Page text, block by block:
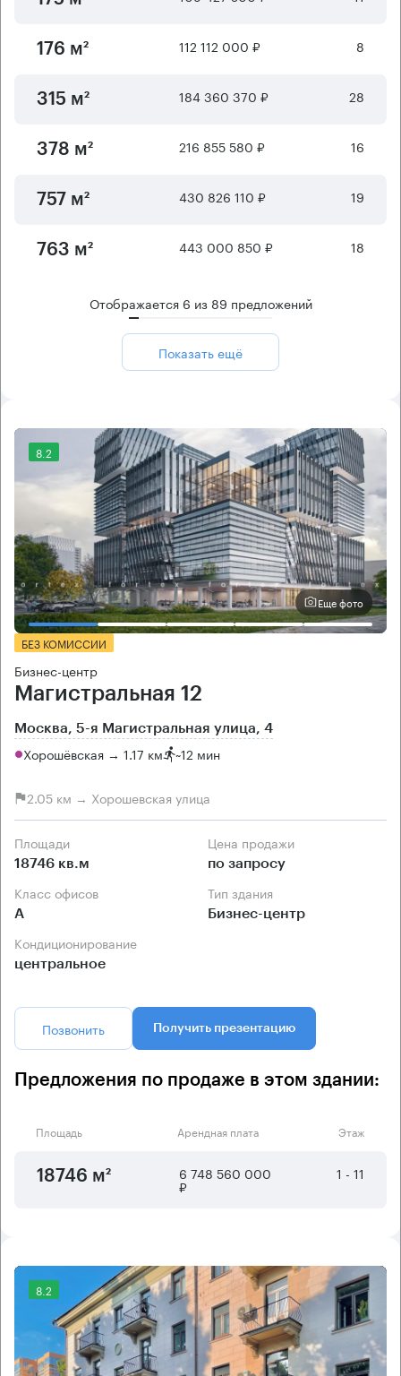
176 м² 112 112 000 ₽ 8
315 м² 184 360 370 ₽ 28
378 м² 216 855 580 ₽ 16
757 м² 430 826 110 ₽ 19
763 м² 443 000 850 ₽ 18
Отображается 6 из 89 предложений
Показать ещё
8.2
Еще фото
БЕЗ КОМИССИИ
Бизнес-центр
Магистральная 12
Москва, 5-я Магистральная улица, 4
Хорошёвская → 1.17 км ~12 мин
2.05 км → Хорошевская улица
Площади
18746 кв.м
Цена продажи
по запросу
Класс офисов
А
Тип здания
Бизнес-центр
Кондиционирование
центральное
Позвонить Получить презентацию
Предложения по продаже в этом здании:
Площадь Арендная плата Этаж
18746 м² 6 748 560 000
₽
1 - 11
8.2